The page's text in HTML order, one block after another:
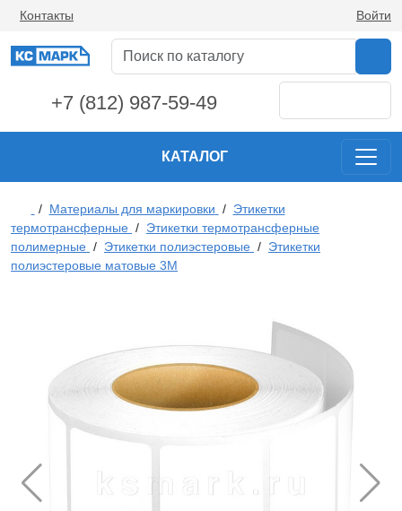
Контакты Войти
+7 (812) 987-59-49
КАТАЛОГ
/ Материалы для маркировки / Этикетки
термотрансферные / Этикетки термотрансферные
полимерные / Этикетки полиэстеровые / Этикетки
полиэстеровые матовые 3М